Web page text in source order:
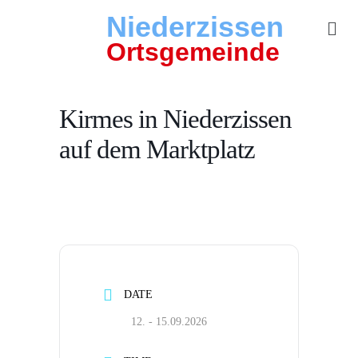
Niederzissen
Ortsgemeinde
Kirmes in Niederzissen
auf dem Marktplatz
DATE
12. - 15.09.2026